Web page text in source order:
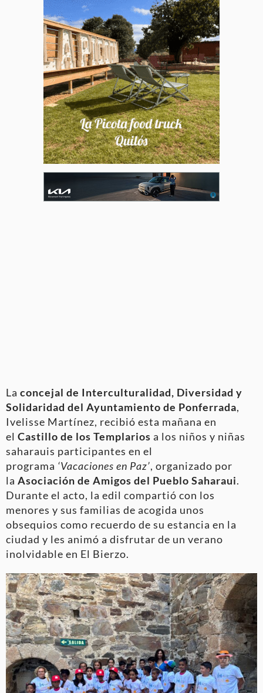
La concejal de Interculturalidad, Diversidad y
Solidaridad del Ayuntamiento de Ponferrada,
Ivelisse Martínez, recibió esta mañana en
el Castillo de los Templarios a los niños y niñas
saharauis participantes en el
programa ‘Vacaciones en Paz’, organizado por
la Asociación de Amigos del Pueblo Saharaui.
Durante el acto, la edil compartió con los
menores y sus familias de acogida unos
obsequios como recuerdo de su estancia en la
ciudad y les animó a disfrutar de un verano
inolvidable en El Bierzo.